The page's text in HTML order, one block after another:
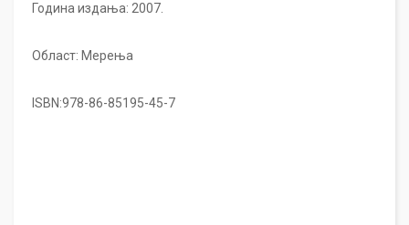
Година издања: 2007.
Област: Мерења
ISBN:978-86-85195-45-7